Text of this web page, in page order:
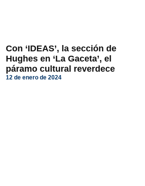
Con ‘IDEAS’, la sección de
Hughes en ‘La Gaceta’, el
páramo cultural reverdece
12 de enero de 2024